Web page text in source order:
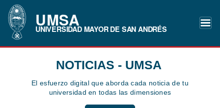
UMSA
UNIVERSIDAD MAYOR DE SAN ANDRÉS
NOTICIAS - UMSA
El esfuerzo digital que aborda cada noticia de tu
universidad en todas las dimensiones